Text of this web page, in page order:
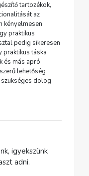
tartozékok,
az
kényelmesen
praktikus
pedig sikeresen
praktikus táska
és más apró
lehetőség
szükséges dolog
igyekszünk
adni.